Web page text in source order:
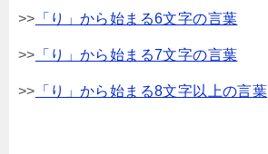
>> 「り」から始まる6文字の言葉
>> 「り」から始まる7文字の言葉
>> 「り」から始まる8文字以上の言葉